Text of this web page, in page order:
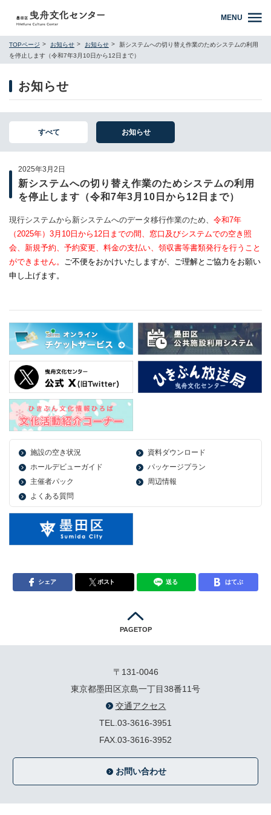
MENU
TOPページ お知らせ お知らせ
新システムへの切り替え作業のためシステムの利用
を停止します（令和7年3月10日から12日まで）
お知らせ
すべて お知らせ
2025年3月2日
新システムへの切り替え作業のためシステムの利用
を停止します（令和7年3月10日から12日まで）
現行システムから新システムへのデータ移行作業のため、 令和7年
（2025年）3月10日から12日までの間、窓口及びシステムでの空き照
会、新規予約、予約変更、料金の支払い、領収書等書類発行を行うこと
ができません。 ご不便をおかけいたしますが、ご理解とご協力をお願い
申し上げます。
施設の空き状況
資料ダウンロード
ホールデビューガイド
パッケージプラン
主催者パック
周辺情報
よくある質問
シェア ポスト 送る はてぶ
PAGETOP
〒131-0046
東京都墨田区京島一丁目38番11号
交通アクセス
TEL.03-3616-3951
FAX.03-3616-3952
お問い合わせ